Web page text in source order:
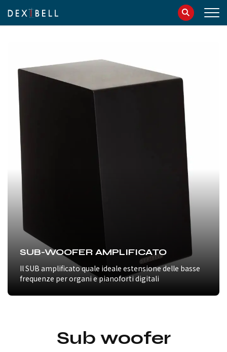
086181241
SUB-WOOFER AMPLIFICATO
Il SUB amplificato quale ideale estensione delle basse
frequenze per organi e pianoforti digitali
Sub woofer